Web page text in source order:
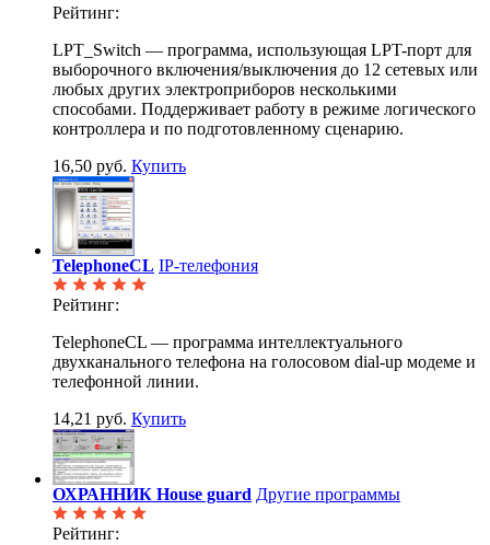
Рейтинг:
LPT_Switch — программа, использующая LPT-порт для
выборочного включения/выключения до 12 сетевых или
любых других электроприборов несколькими
способами. Поддерживает работу в режиме логического
контроллера и по подготовленному сценарию.
16,50 руб. Купить
TelephoneCL IP-телефония
Рейтинг:
TelephoneCL — программа интеллектуального
двухканального телефона на голосовом dial-up модеме и
телефонной линии.
14,21 руб. Купить
ОХРАННИК House guard Другие программы
Рейтинг: